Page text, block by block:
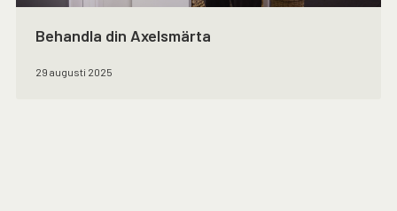
Behandla din Axelsmärta
29 augusti 2025